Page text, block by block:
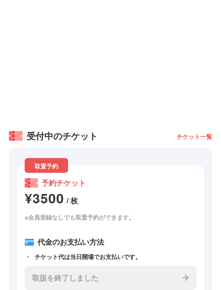
受付中のチケット チケット一覧
取置予約
予約チケット
¥3500 / 枚
※会員登録なしでも取置予約ができます。
代金のお支払い方法
チケット代は当日開場でお支払いです。
取扱を終了しました